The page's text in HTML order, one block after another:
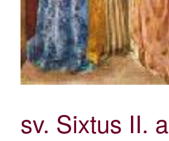
sv. Sixtus II. a